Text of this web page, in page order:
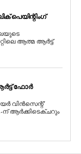
പെയിന്റിംഗ്
ആത്മ ആർട്ട്
ഫോർ
വിൻസെന്റ്'
ന് ആർക്കിടെക്ചറും